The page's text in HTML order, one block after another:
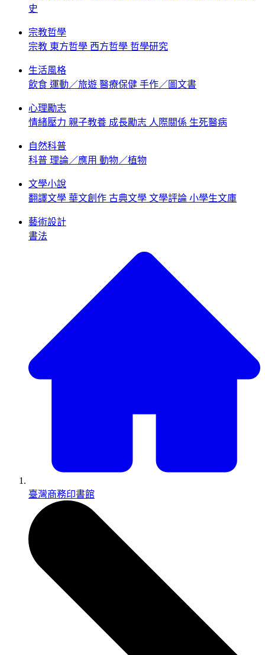
史
宗教哲學
宗教 東方哲學 西方哲學 哲學研究
生活風格
飲食 運動／旅遊 醫療保健 手作／圖文書
心理勵志
情緒壓力 親子教養 成長勵志 人際關係 生死醫病
自然科普
科普 理論／應用 動物／植物
文學小說
翻譯文學 華文創作 古典文學 文學評論 小學生文庫
藝術設計
書法
臺灣商務印書館